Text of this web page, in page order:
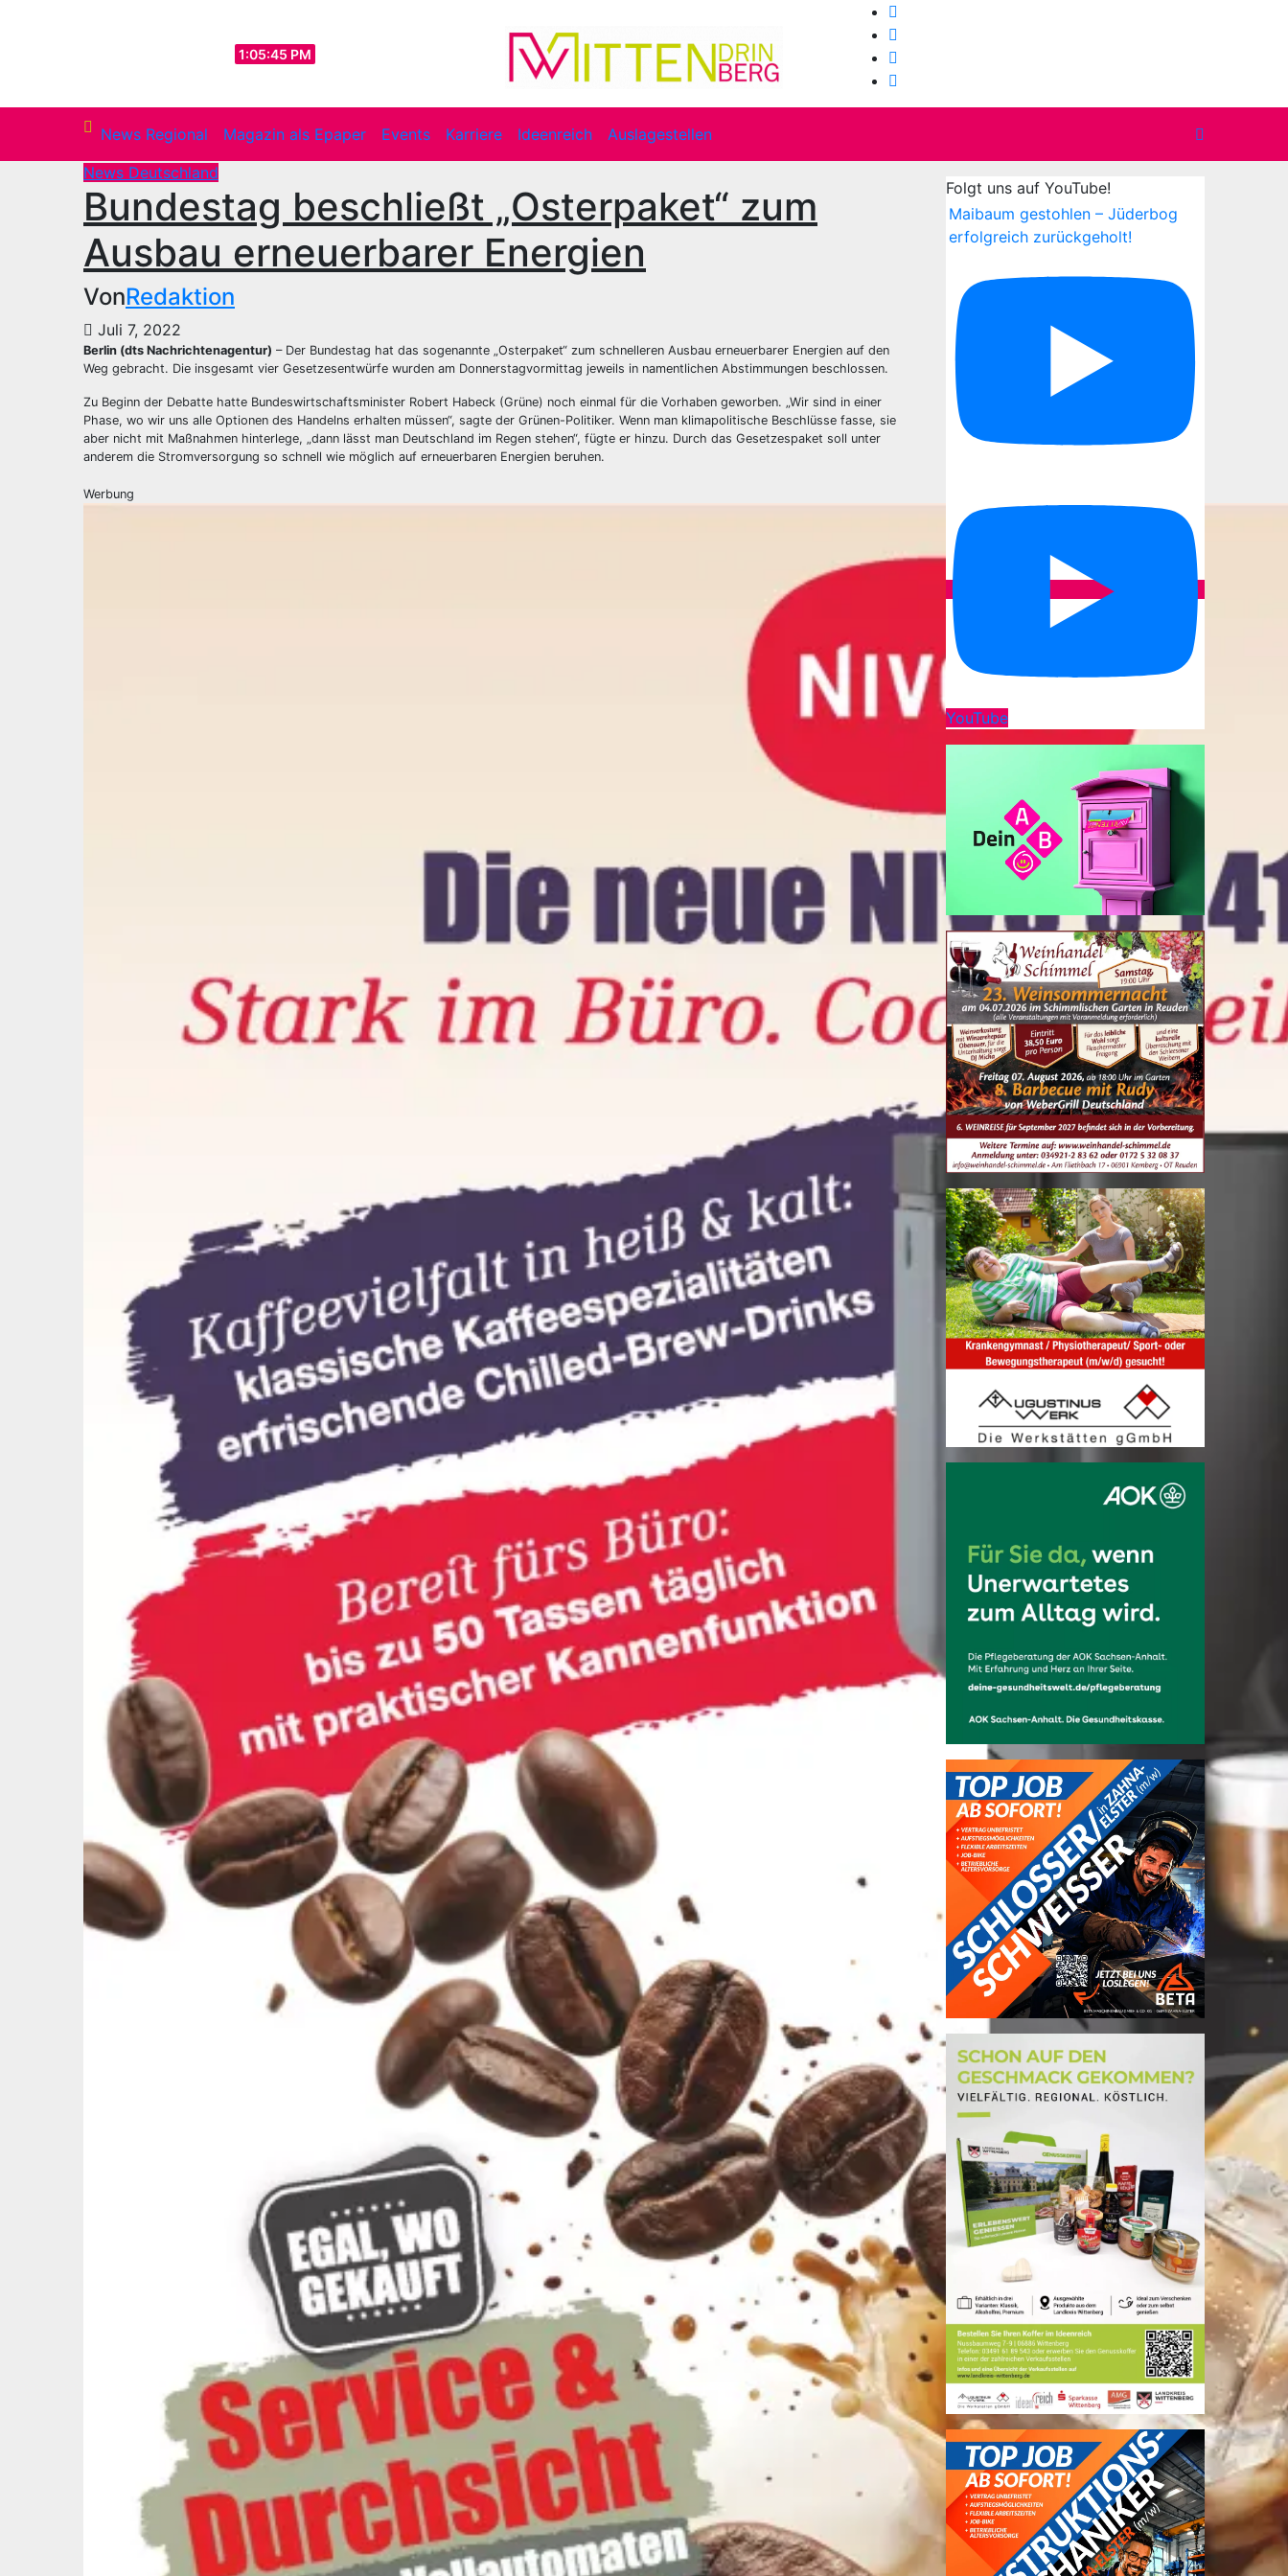
1:05:47 PM
News Regional Magazin als Epaper Events Karriere Ideenreich
Auslagestellen
News Deutschland
Bundestag beschließt „Osterpaket“ zum
Ausbau erneuerbarer Energien
VonRedaktion
Juli 7, 2022
Berlin (dts Nachrichtenagentur) – Der Bundestag hat das sogenannte „Osterpaket“ zum schnelleren Ausbau erneuerbarer Energien auf den
Weg gebracht. Die insgesamt vier Gesetzesentwürfe wurden am Donnerstagvormittag jeweils in namentlichen Abstimmungen beschlossen.
Zu Beginn der Debatte hatte Bundeswirtschaftsminister Robert Habeck (Grüne) noch einmal für die Vorhaben geworben. „Wir sind in einer
Phase, wo wir uns alle Optionen des Handelns erhalten müssen“, sagte der Grünen-Politiker. Wenn man klimapolitische Beschlüsse fasse, sie
aber nicht mit Maßnahmen hinterlege, „dann lässt man Deutschland im Regen stehen“, fügte er hinzu. Durch das Gesetzespaket soll unter
anderem die Stromversorgung so schnell wie möglich auf erneuerbaren Energien beruhen.
Werbung
Folgt uns auf YouTube!
Maibaum gestohlen – Jüderbog
erfolgreich zurückgeholt!
YouTube